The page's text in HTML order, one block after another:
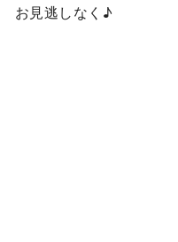
お見逃しなく♪